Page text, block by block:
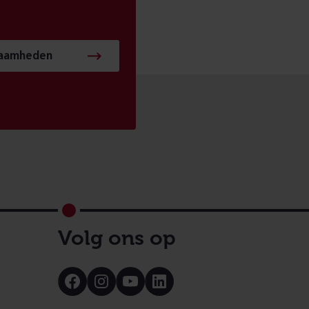
Volg ons op
Bezoek
onze
Bezoek
onze
Bezoek
onze
Bezoek
onze